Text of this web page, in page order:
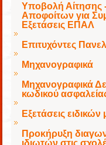
Υποβολή Αίτησης
Αποφοίτων για
Εξετάσεις ΕΠΑΛ
Επιτυχόντες
Μηχανογραφικά
Μηχανογραφικά
κωδικού
Εξετάσεις
Προκήρυξη
ιδιωτών στις